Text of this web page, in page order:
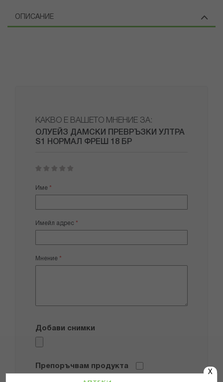
X
ОПИСАНИЕ
КАКВО Е ВАШЕТО МНЕНИЕ ЗА:
ОЛУЕЙЗ ДАМСКИ ПРЕВРЪЗКИ УЛТРА
S1 НОРМАЛ ФРЕШ 18 БР
star
stars
stars
stars
stars
Име
Имейл адрес
Мнение
Добави снимки
Препоръчвам продукта